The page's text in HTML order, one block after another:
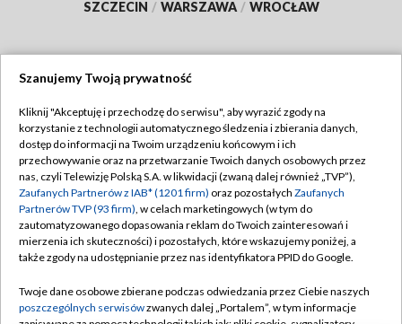
SZCZECIN / WARSZAWA / WROCŁAW
TVP
Abonament TVP
Emisja w TVP
Centrum informacji TVP
Naziemna Telewizja Cyfrowa
Rada Programowa
Regulamin TVP
Polityka prywatności
Moje zgody
Pomoc
Kontakt
Szanujemy Twoją prywatność
Kliknij "Akceptuję i przechodzę do serwisu", aby wyrazić zgody na
korzystanie z technologii automatycznego śledzenia i zbierania danych,
dostęp do informacji na Twoim urządzeniu końcowym i ich
przechowywanie oraz na przetwarzanie Twoich danych osobowych przez
nas, czyli Telewizję Polską S.A. w likwidacji (zwaną dalej również „TVP”),
Zaufanych Partnerów z IAB* (1201 firm) oraz pozostałych Zaufanych
Partnerów TVP (93 firm), w celach marketingowych (w tym do
zautomatyzowanego dopasowania reklam do Twoich zainteresowań i
mierzenia ich skuteczności) i pozostałych, które wskazujemy poniżej, a
także zgody na udostępnianie przez nas identyfikatora PPID do Google.
Twoje dane osobowe zbierane podczas odwiedzania przez Ciebie naszych
poszczególnych serwisówzwanych dalej „Portalem”, w tym informacje